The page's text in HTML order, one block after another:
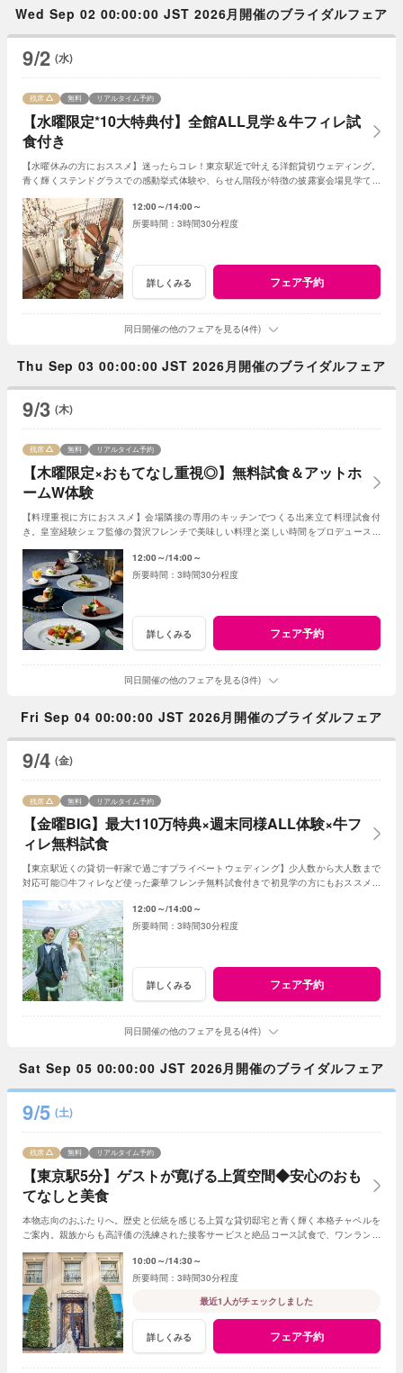
Wed Sep 02 00:00:00 JST 2026月開催のブライダルフェア
9/2 (水)
【水曜限定*10大特典付】全館ALL見学＆牛フィレ試
食付き
残席 無料 リアルタイム予約
【水曜休みの方におススメ】迷ったらコレ！東京駅近で叶える洋館貸切ウェディング。
青く輝くステンドグラスでの感動挙式体験や、らせん階段が特徴の披露宴会場見学でイ
12:00～ 14:00～
3時間30分程度
詳しくみる フェア予約
同日開催の他のフェアを見る(4件)
Thu Sep 03 00:00:00 JST 2026月開催のブライダルフェア
9/3 (木)
【木曜限定×おもてなし重視◎】無料試食＆アットホ
ームW体験
残席 無料 リアルタイム予約
【料理重視に方におススメ】会場隣接の専用のキッチンでつくる出来立て料理試食付
き。皇室経験シェフ監修の贅沢フレンチで美味しい料理と楽しい時間をプロデュース！
12:00～ 14:00～
3時間30分程度
詳しくみる フェア予約
同日開催の他のフェアを見る(3件)
Fri Sep 04 00:00:00 JST 2026月開催のブライダルフェア
9/4 (金)
【金曜BIG】最大110万特典×週末同様ALL体験×牛フ
ィレ無料試食
残席 無料 リアルタイム予約
【東京駅近くの貸切一軒家で過ごすプライベートウェディング】少人数から大人数まで
対応可能◎牛フィレなど使った豪華フレンチ無料試食付きで初見学の方にもおススメ！
12:00～ 14:00～
3時間30分程度
詳しくみる フェア予約
同日開催の他のフェアを見る(4件)
Sat Sep 05 00:00:00 JST 2026月開催のブライダルフェア
9/5 (土)
【東京駅5分】ゲストが寛げる上質空間◆安心のおも
てなしと美食
残席 無料 リアルタイム予約
本物志向のおふたりへ。歴史と伝統を感じる上質な貸切邸宅と青く輝く本格チャペルを
ご案内。親族からも高評価の洗練された接客サービスと絶品コース試食で、ワンランク
10:00～ 14:30～
3時間30分程度
最近1人がチェックしました
詳しくみる フェア予約